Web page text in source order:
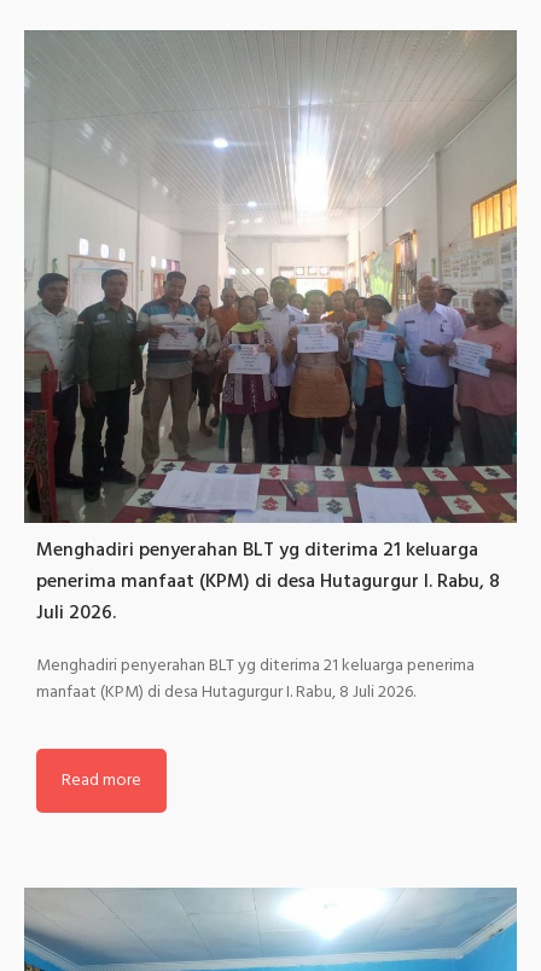
Menghadiri penyerahan BLT yg diterima 21 keluarga
penerima manfaat (KPM) di desa Hutagurgur I. Rabu, 8
Juli 2026.
Menghadiri penyerahan BLT yg diterima 21 keluarga penerima
manfaat (KPM) di desa Hutagurgur I. Rabu, 8 Juli 2026.
Read more